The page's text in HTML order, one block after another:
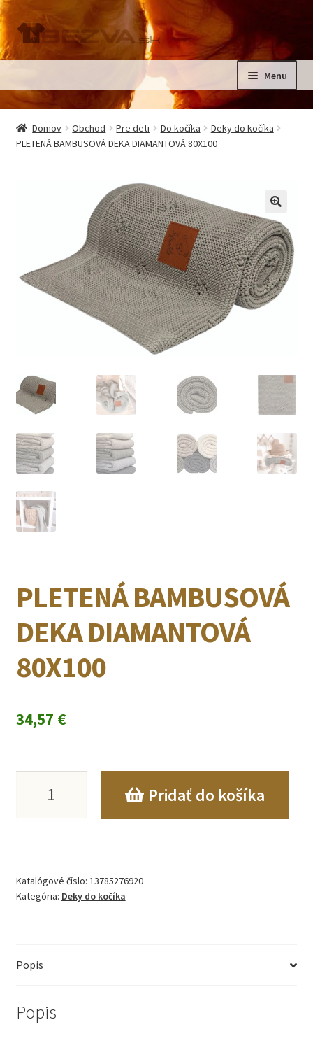
Preskočiť
na
navigáciu
Preskočiť
na
obsah
Menu
Domov
Pre deti
Oblečenie na krst, slávnostné oblečenie
Domov Obchod Pre deti Do kočíka
Deky do kočíka
PLETENÁ BAMBUSOVÁ DEKA DIAMANTOVÁ 80X100
🔍
PLETENÁ BAMBUSOVÁ
DEKA DIAMANTOVÁ
80X100
34,57 €
DIAMANTOVÁ
Pridať do košíka
Katalógové číslo: 13785276920
Kategória: Deky do kočíka
Popis
Popis